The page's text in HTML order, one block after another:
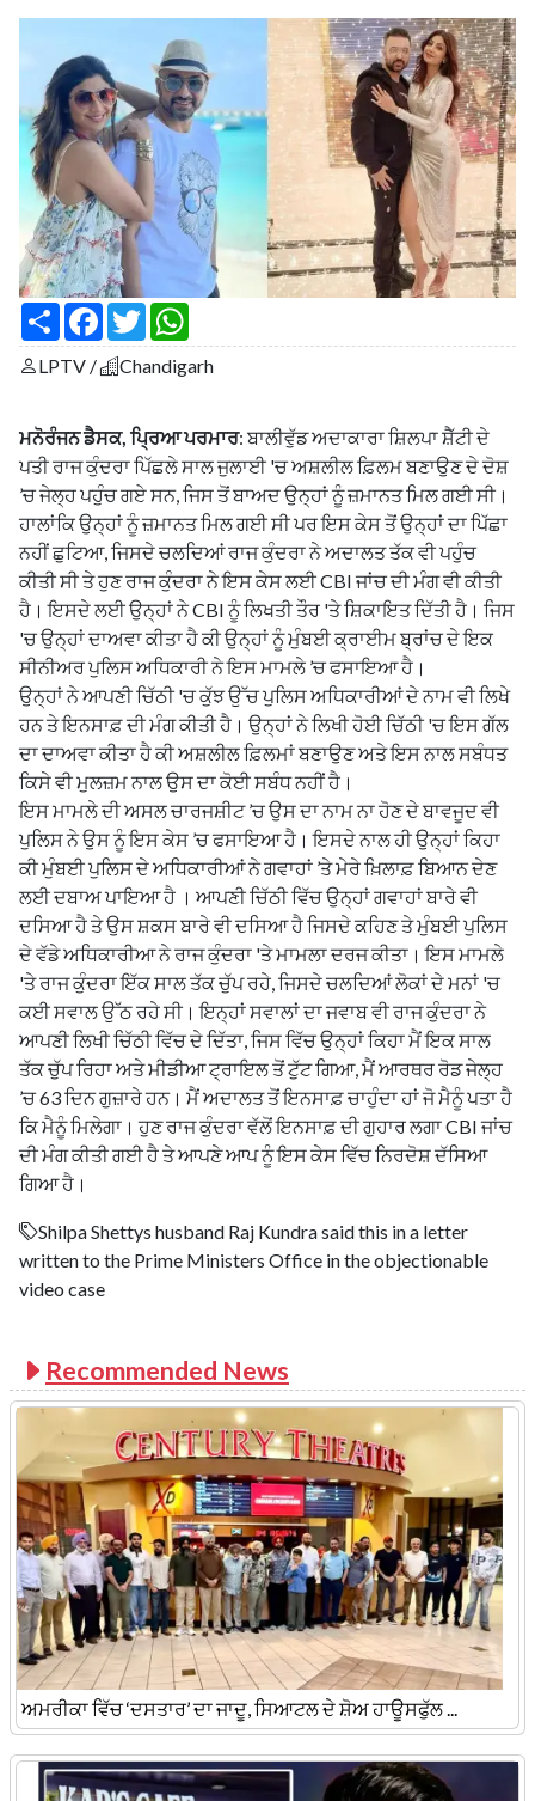
S
a
r
F
c
e
o
k
T
w
i
t
r
a
t
p
p
LPTV / Chandigarh
ਮਨੋਰੰਜਨ ਡੈਸਕ, ਪ੍ਰਿਆ ਪਰਮਾਰ: ਬਾਲੀਵੁੱਡ ਅਦਾਕਾਰਾ ਸ਼ਿਲਪਾ ਸ਼ੈੱਟੀ ਦੇ
ਪਤੀ ਰਾਜ ਕੁੰਦਰਾ ਪਿੱਛਲੇ ਸਾਲ ਜੁਲਾਈ 'ਚ ਅਸ਼ਲੀਲ ਫ਼ਿਲਮ ਬਣਾਉਣ ਦੇ ਦੋਸ਼
’ਚ ਜੇਲ੍ਹ ਪਹੁੰਚ ਗਏ ਸਨ, ਜਿਸ ਤੋਂ ਬਾਅਦ ਉਨ੍ਹਾਂ ਨੂੰ ਜ਼ਮਾਨਤ ਮਿਲ ਗਈ ਸੀ।
ਹਾਲਾਂਕਿ ਉਨ੍ਹਾਂ ਨੂੰ ਜ਼ਮਾਨਤ ਮਿਲ ਗਈ ਸੀ ਪਰ ਇਸ ਕੇਸ ਤੋਂ ਉਨ੍ਹਾਂ ਦਾ ਪਿੱਛਾ
ਨਹੀਂ ਛੁਟਿਆ, ਜਿਸਦੇ ਚਲਦਿਆਂ ਰਾਜ ਕੁੰਦਰਾ ਨੇ ਅਦਾਲਤ ਤੱਕ ਵੀ ਪਹੁੰਚ
ਕੀਤੀ ਸੀ ਤੇ ਹੁਣ ਰਾਜ ਕੁੰਦਰਾ ਨੇ ਇਸ ਕੇਸ ਲਈ CBI ਜਾਂਚ ਦੀ ਮੰਗ ਵੀ ਕੀਤੀ
ਹੈ। ਇਸਦੇ ਲਈ ਉਨ੍ਹਾਂ ਨੇ CBI ਨੂੰ ਲਿਖਤੀ ਤੌਰ 'ਤੇ ਸ਼ਿਕਾਇਤ ਦਿੱਤੀ ਹੈ। ਜਿਸ
'ਚ ਉਨ੍ਹਾਂ ਦਾਅਵਾ ਕੀਤਾ ਹੈ ਕੀ ਉਨ੍ਹਾਂ ਨੂੰ ਮੁੰਬਈ ਕ੍ਰਾਈਮ ਬ੍ਰਾਂਚ ਦੇ ਇਕ
ਸੀਨੀਅਰ ਪੁਲਿਸ ਅਧਿਕਾਰੀ ਨੇ ਇਸ ਮਾਮਲੇ ’ਚ ਫਸਾਇਆ ਹੈ।
ਉਨ੍ਹਾਂ ਨੇ ਆਪਣੀ ਚਿੱਠੀ 'ਚ ਕੁੱਝ ਉੱਚ ਪੁਲਿਸ ਅਧਿਕਾਰੀਆਂ ਦੇ ਨਾਮ ਵੀ ਲਿਖੇ
ਹਨ ਤੇ ਇਨਸਾਫ਼ ਦੀ ਮੰਗ ਕੀਤੀ ਹੈ। ਉਨ੍ਹਾਂ ਨੇ ਲਿਖੀ ਹੋਈ ਚਿੱਠੀ 'ਚ ਇਸ ਗੱਲ
ਦਾ ਦਾਅਵਾ ਕੀਤਾ ਹੈ ਕੀ ਅਸ਼ਲੀਲ ਫ਼ਿਲਮਾਂ ਬਣਾਉਣ ਅਤੇ ਇਸ ਨਾਲ ਸਬੰਧਤ
ਕਿਸੇ ਵੀ ਮੁਲਜ਼ਮ ਨਾਲ ਉਸ ਦਾ ਕੋਈ ਸਬੰਧ ਨਹੀਂ ਹੈ।
ਇਸ ਮਾਮਲੇ ਦੀ ਅਸਲ ਚਾਰਜਸ਼ੀਟ ’ਚ ਉਸ ਦਾ ਨਾਮ ਨਾ ਹੋਣ ਦੇ ਬਾਵਜੂਦ ਵੀ
ਪੁਲਿਸ ਨੇ ਉਸ ਨੂੰ ਇਸ ਕੇਸ ’ਚ ਫਸਾਇਆ ਹੈ। ਇਸਦੇ ਨਾਲ ਹੀ ਉਨ੍ਹਾਂ ਕਿਹਾ
ਕੀ ਮੁੰਬਈ ਪੁਲਿਸ ਦੇ ਅਧਿਕਾਰੀਆਂ ਨੇ ਗਵਾਹਾਂ ’ਤੇ ਮੇਰੇ ਖ਼ਿਲਾਫ਼ ਬਿਆਨ ਦੇਣ
ਲਈ ਦਬਾਅ ਪਾਇਆ ਹੈ । ਆਪਣੀ ਚਿੱਠੀ ਵਿੱਚ ਉਨ੍ਹਾਂ ਗਵਾਹਾਂ ਬਾਰੇ ਵੀ
ਦਸਿਆ ਹੈ ਤੇ ਉਸ ਸ਼ਕਸ ਬਾਰੇ ਵੀ ਦਸਿਆ ਹੈ ਜਿਸਦੇ ਕਹਿਣ ਤੇ ਮੁੰਬਈ ਪੁਲਿਸ
ਦੇ ਵੱਡੇ ਅਧਿਕਾਰੀਆ ਨੇ ਰਾਜ ਕੁੰਦਰਾ 'ਤੇ ਮਾਮਲਾ ਦਰਜ ਕੀਤਾ। ਇਸ ਮਾਮਲੇ
'ਤੇ ਰਾਜ ਕੁੰਦਰਾ ਇੱਕ ਸਾਲ ਤੱਕ ਚੁੱਪ ਰਹੇ, ਜਿਸਦੇ ਚਲਦਿਆਂ ਲੋਕਾਂ ਦੇ ਮਨਾਂ 'ਚ
ਕਈ ਸਵਾਲ ਉੱਠ ਰਹੇ ਸੀ। ਇਨ੍ਹਾਂ ਸਵਾਲਾਂ ਦਾ ਜਵਾਬ ਵੀ ਰਾਜ ਕੁੰਦਰਾ ਨੇ
ਆਪਣੀ ਲਿਖੀ ਚਿੱਠੀ ਵਿੱਚ ਦੇ ਦਿੱਤਾ, ਜਿਸ ਵਿੱਚ ਉਨ੍ਹਾਂ ਕਿਹਾ ਮੈਂ ਇਕ ਸਾਲ
ਤੱਕ ਚੁੱਪ ਰਿਹਾ ਅਤੇ ਮੀਡੀਆ ਟ੍ਰਾਇਲ ਤੋਂ ਟੁੱਟ ਗਿਆ, ਮੈਂ ਆਰਥਰ ਰੋਡ ਜੇਲ੍ਹ
’ਚ 63 ਦਿਨ ਗੁਜ਼ਾਰੇ ਹਨ। ਮੈਂ ਅਦਾਲਤ ਤੋਂ ਇਨਸਾਫ਼ ਚਾਹੁੰਦਾ ਹਾਂ ਜੋ ਮੈਨੂੰ ਪਤਾ ਹੈ
ਕਿ ਮੈਨੂੰ ਮਿਲੇਗਾ। ਹੁਣ ਰਾਜ ਕੁੰਦਰਾ ਵੱਲੋਂ ਇਨਸਾਫ਼ ਦੀ ਗੁਹਾਰ ਲਗਾ CBI ਜਾਂਚ
ਦੀ ਮੰਗ ਕੀਤੀ ਗਈ ਹੈ ਤੇ ਆਪਣੇ ਆਪ ਨੂੰ ਇਸ ਕੇਸ ਵਿੱਚ ਨਿਰਦੋਸ਼ ਦੱਸਿਆ
ਗਿਆ ਹੈ।
Shilpa Shettys husband Raj Kundra said this in a letter
written to the Prime Ministers Office in the objectionable
video case
Recommended News
ਅਮਰੀਕਾ ਵਿੱਚ ‘ਦਸਤਾਰ’ ਦਾ ਜਾਦੂ, ਸਿਆਟਲ ਦੇ ਸ਼ੋਅ ਹਾਊਸਫੁੱਲ ...